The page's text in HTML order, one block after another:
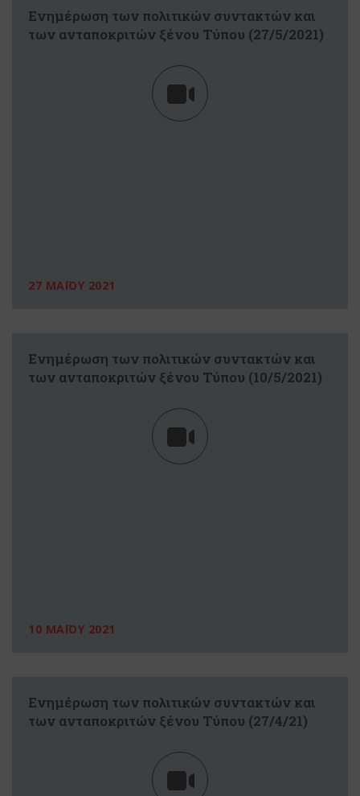
Eνημέρωση των πολιτικών συντακτών και
των ανταποκριτών ξένου Τύπου (27/5/2021)
27 ΜΑΪΟΥ 2021
Eνημέρωση των πολιτικών συντακτών και
των ανταποκριτών ξένου Τύπου (10/5/2021)
10 ΜΑΪΟΥ 2021
Eνημέρωση των πολιτικών συντακτών και
των ανταποκριτών ξένου Τύπου (27/4/21)